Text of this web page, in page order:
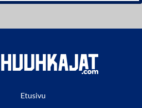
Etusivu